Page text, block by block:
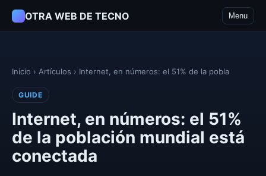
OTRA WEB DE TECNO Menu
Inicio › Artículos › Internet, en números: el 51% de la pobla
GUIDE
Internet, en números: el 51%
de la población mundial está
conectada